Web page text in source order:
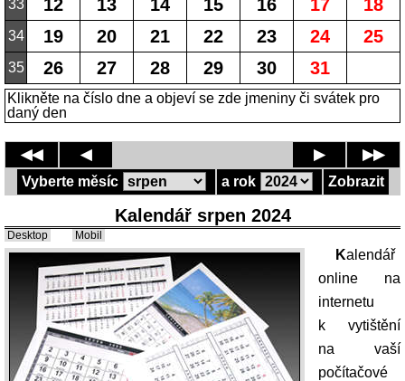
33
34 19 20 21 22 23 24 25
35 26 27 28 29 30 31
Klikněte na číslo dne a objeví se zde jmeniny či svátek pro
daný den
Vyberte měsíc a rok Zobrazit
◀◀ ◀ ▶ ▶▶
Kalendář srpen 2024
Desktop Mobil
Kalendář
online na
internetu
k vytištění
na vaší
počítačové